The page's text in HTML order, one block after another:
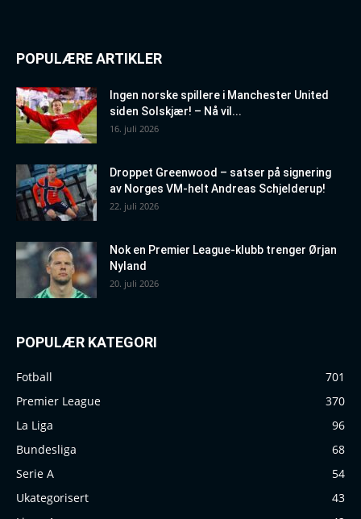
POPULÆRE ARTIKLER
Ingen norske spillere i Manchester United
siden Solskjær! – Nå vil...
16. juli 2026
Droppet Greenwood – satser på signering
av Norges VM-helt Andreas Schjelderup!
22. juli 2026
Nok en Premier League-klubb trenger Ørjan
Nyland
20. juli 2026
POPULÆR KATEGORI
Fotball
701
Premier League
370
La Liga
96
Bundesliga
68
Serie A
54
Ukategorisert
43